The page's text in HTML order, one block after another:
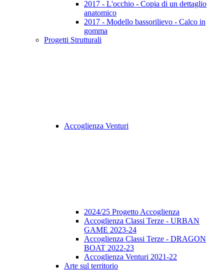
2017 - L'occhio - Copia di un dettaglio
anatomico
2017 - Modello bassorilievo - Calco in
gomma
Progetti Strutturali
Accoglienza Venturi
2024/25 Progetto Accoglienza
Accoglienza Classi Terze - URBAN
GAME 2023-24
Accoglienza Classi Terze - DRAGON
BOAT 2022-23
Accoglienza Venturi 2021-22
Arte sul territorio